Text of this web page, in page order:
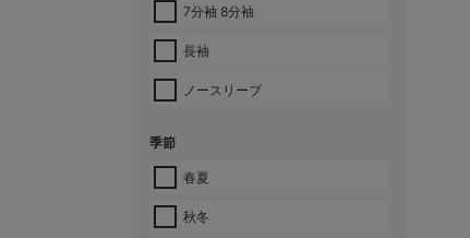
7分袖 8分袖
長袖
ノースリーブ
季節
春夏
秋冬